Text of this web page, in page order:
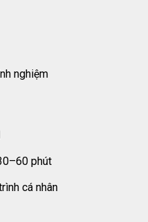
nghiệm
phút
cá nhân